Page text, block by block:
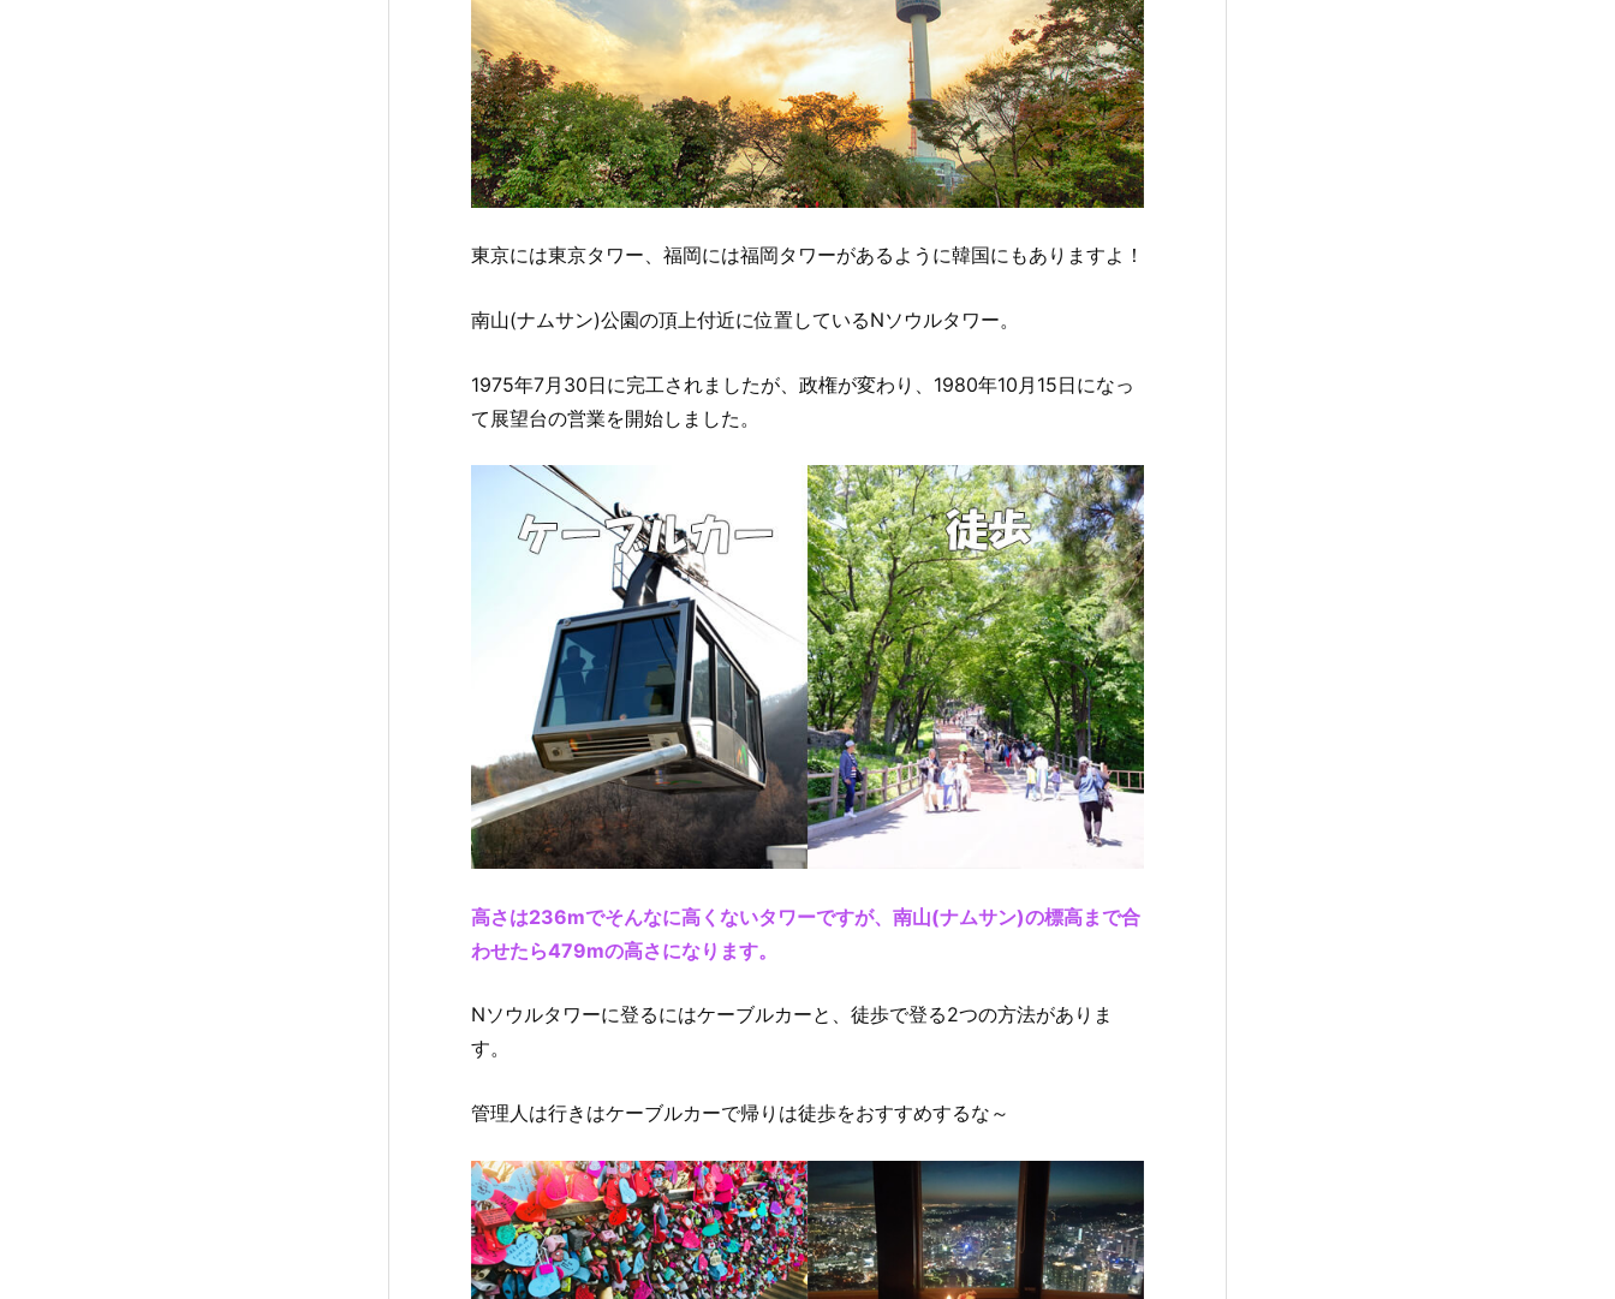
광
화
문〗
1.
4.
N
o.
〖東
門
동
대
1.
N
명
동〗
1.
6.
N
o.
〖盤
浦
橋
포
교〗
1.
7.
N
東京には東京タワー、福岡には福岡タワーがあるように韓国にもありますよ！
南山(ナムサン)公園の頂上付近に位置しているNソウルタワー。
1975年7月30日に完工されましたが、政権が変わり、1980年10月15日になっ
て展望台の営業を開始しました。
高さは236mでそんなに高くないタワーですが、南山(ナムサン)の標高まで合
わせたら479mの高さになります。
Nソウルタワーに登るにはケーブルカーと、徒歩で登る2つの方法がありま
す。
管理人は行きはケーブルカーで帰りは徒歩をおすすめするな～